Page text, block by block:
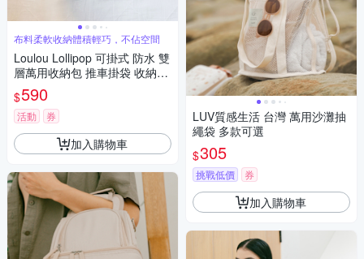
布料柔軟收納體積輕巧，不佔空間
Loulou Lollipop 可掛式 防水 雙
層萬用收納包 推車掛袋 收納袋
多款可選
$590
活動 券
加入購物車
LUV質感生活 台灣 萬⽤沙灘抽
繩袋 多款可選
$305
挑戰低價 券
加入購物車